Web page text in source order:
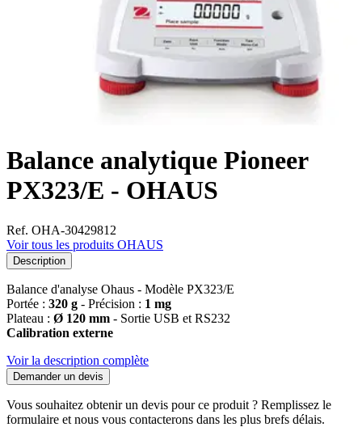
Balance analytique Pioneer
PX323/E - OHAUS
Ref. OHA-30429812
Voir tous les produits OHAUS
Description
Balance d'analyse Ohaus - Modèle PX323/E
Portée : 320 g - Précision : 1 mg
Plateau : Ø 120 mm - Sortie USB et RS232
Calibration externe
Voir la description complète
Demander un devis
Vous souhaitez obtenir un devis pour ce produit ? Remplissez le
formulaire et nous vous contacterons dans les plus brefs délais.